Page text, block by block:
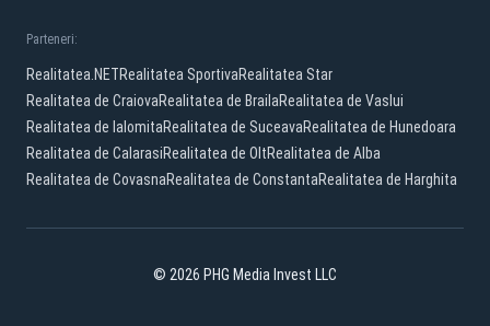
Parteneri:
Realitatea.NETRealitatea SportivaRealitatea Star
Realitatea de CraiovaRealitatea de BrailaRealitatea de Vaslui
Realitatea de IalomitaRealitatea de SuceavaRealitatea de Hunedoara
Realitatea de CalarasiRealitatea de OltRealitatea de Alba
Realitatea de CovasnaRealitatea de ConstantaRealitatea de Harghita
© 2026 PHG Media Invest LLC